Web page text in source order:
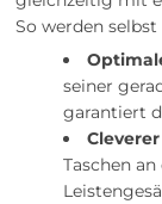
So werden
seiner
garantiert
Taschen